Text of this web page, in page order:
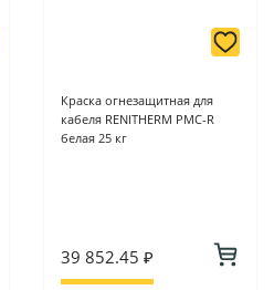
Краска огнезащитная для
кабеля RENITHERM PMC-R
белая 25 кг
39 852.45 ₽